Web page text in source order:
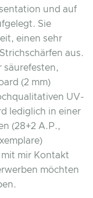
und auf
Sie
einen sehr
aus.
säurefesten,
(2 mm)
UV-
lediglich in einer
(28+2 A.P.,
mir Kontakt
möchten